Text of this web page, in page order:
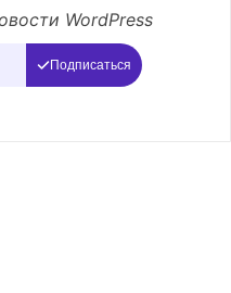
WordPress
Подписаться